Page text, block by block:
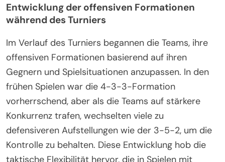
Entwicklung der offensiven Formationen
während des Turniers
Im Verlauf des Turniers begannen die Teams, ihre
offensiven Formationen basierend auf ihren
Gegnern und Spielsituationen anzupassen. In den
frühen Spielen war die 4-3-3-Formation
vorherrschend, aber als die Teams auf stärkere
Konkurrenz trafen, wechselten viele zu
defensiveren Aufstellungen wie der 3-5-2, um die
Kontrolle zu behalten. Diese Entwicklung hob die
taktische Flexibilität hervor, die in Spielen mit